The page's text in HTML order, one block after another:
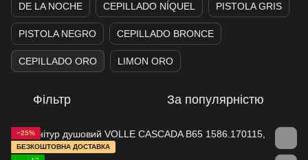
DE LA NOCHE CEPILLADO NÍQUEL PISTOLA GRIS
PISTOLA NEGRO CEPILLADO BRONCE
CEPILLADO ORO LIMON ORO
Фільтр За популярністю
−25%
БЕЗКОШТОВНА ДОСТАВКА